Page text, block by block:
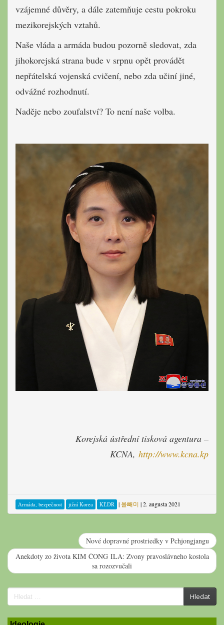
vzájemné důvěry, a dále zatemňuje cestu pokroku
mezikorejských vztahů.
Naše vláda a armáda budou pozorně sledovat, zda
jihokorejská strana bude v srpnu opět provádět
nepřátelská vojenská cvičení, nebo zda učiní jiné,
odvážné rozhodnutí.
Naděje nebo zoufalství? To není naše volba.
Korejská ústřední tisková agentura –
KCNA, http://www.kcna.kp
Armáda, bezpečnost jižní Korea KĽDR | 올빼미 |2. augusta 2021
Nové dopravné prostriedky v Pchjongjangu
Anekdoty zo života KIM ČONG ILA: Zvony pravoslávneho kostola
sa rozozvučali
Search
for:
Hledat